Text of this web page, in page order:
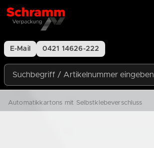
E-Mail 0421 14626-222
Suchbegriff / Artikelnummer eingeben
Automatikkartons mit Selbstklebeverschluss